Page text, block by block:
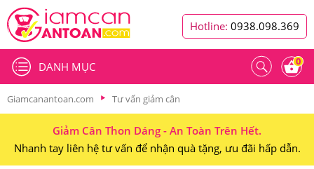
Hotline: 0938.098.369
0
DANH MỤC
Giamcanantoan.com Tư vấn giảm cân
Giảm Cân Thon Dáng - An Toàn Trên Hết.
Nhanh tay liên hệ tư vấn để nhận quà tặng, ưu đãi hấp dẫn.